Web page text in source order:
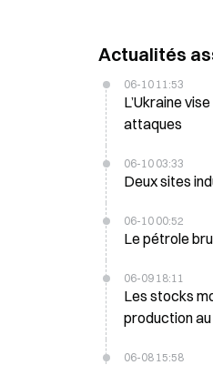
Actualités
06-10 11:53
L’Ukraine
attaques
06-10 03:33
Deux sites
06-10 00:52
Le pétrole
06-09 18:11
Les stocks
production
06-08 15:58